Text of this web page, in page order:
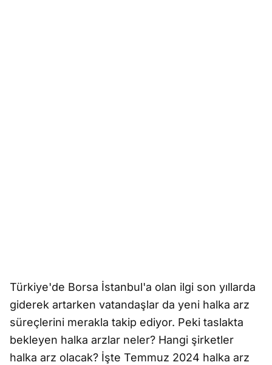
Türkiye'de Borsa İstanbul'a olan ilgi son yıllarda
giderek artarken vatandaşlar da yeni halka arz
süreçlerini merakla takip ediyor. Peki taslakta
bekleyen halka arzlar neler? Hangi şirketler
halka arz olacak? İşte Temmuz 2024 halka arz